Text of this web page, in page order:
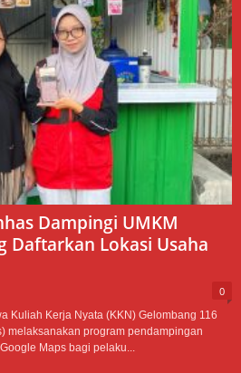
Dampingi UMKM
Daftarkan Lokasi Usaha
0
Kuliah Kerja Nyata (KKN) Gelombang 116
melaksanakan program pendampingan
Maps bagi pelaku...